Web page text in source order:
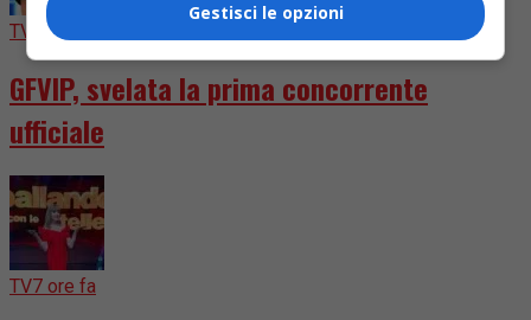
TV 5 giorni fa
GFVIP, svelata la prima concorrente
ufficiale
TV7 ore fa
Gestisci le opzioni